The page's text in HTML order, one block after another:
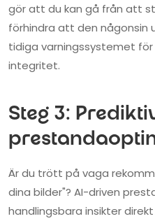
gör att du kan gå från att
förhindra att den någonsin
tidiga varningssystemet
integritet.
Steg 3:
Är du trött på vaga
dina bilder"? AI-driven
handlingsbara insikter